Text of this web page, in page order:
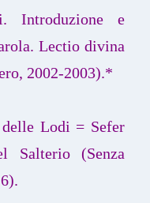
Introduzione e
Lectio divina
2002-2003).*
Lodi = Sefer
Salterio (Senza